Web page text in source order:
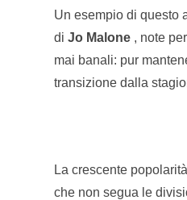
Un esempio di questo
di Jo Malone , note
mai banali: pur
transizione dalla
La crescente
che non segua le